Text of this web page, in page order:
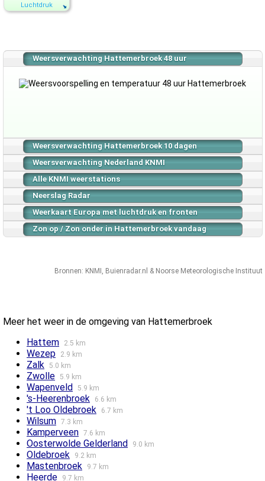
Luchtdruk
Weersverwachting Hattemerbroek 48 uur
Weersverwachting Hattemerbroek 10 dagen
Weersverwachting Nederland KNMI
Alle KNMI weerstations
Neerslag Radar
Weerkaart Europa met luchtdruk en fronten
Zon op / Zon onder in Hattemerbroek vandaag
Bronnen: KNMI , Buienradar.nl & Noorse Meteorologische Instituut
Meer het weer in de omgeving van Hattemerbroek
Hattem
2.5 km
Wezep 2.9 km
Zalk 5.0 km
Zwolle 5.9 km
Wapenveld 5.9 km
's-Heerenbroek 6.6 km
't Loo Oldebroek 6.7 km
Wilsum 7.3 km
Kamperveen 7.6 km
Oosterwolde Gelderland 9.0 km
Oldebroek 9.2 km
Mastenbroek 9.7 km
Heerde 9.7 km